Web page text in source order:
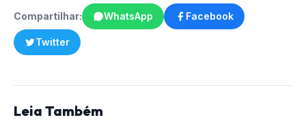
Compartilhar: WhatsApp Facebook
Twitter
Leia Também